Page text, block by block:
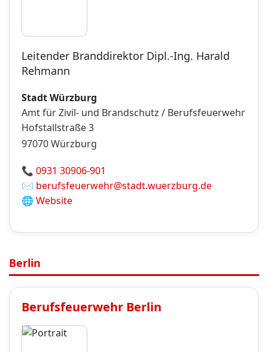
Leitender Branddirektor Dipl.-Ing. Harald
Rehmann
Stadt Würzburg
Amt für Zivil- und Brandschutz / Berufsfeuerwehr
Hofstallstraße 3
97070Würzburg
📞 0931 30906-901
✉️ berufsfeuerwehr@stadt.wuerzburg.de
🌐 Website
Berlin
Berufsfeuerwehr Berlin